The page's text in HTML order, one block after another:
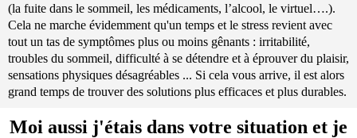
(la fuite dans le sommeil, les médicaments, l’alcool, le virtuel….).
Cela ne marche évidemment qu'un temps et le stress revient avec
tout un tas de symptômes plus ou moins gênants : irritabilité,
troubles du sommeil, difficulté à se détendre et à éprouver du plaisir,
sensations physiques désagréables ... Si cela vous arrive, il est alors
grand temps de trouver des solutions plus efficaces et plus durables.
Moi aussi j'étais dans votre situation et je